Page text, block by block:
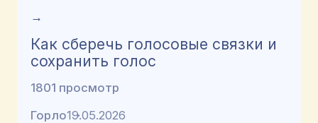
→
Как сберечь голосовые связки и
сохранить голос
1801 просмотр
Горло19.05.2026